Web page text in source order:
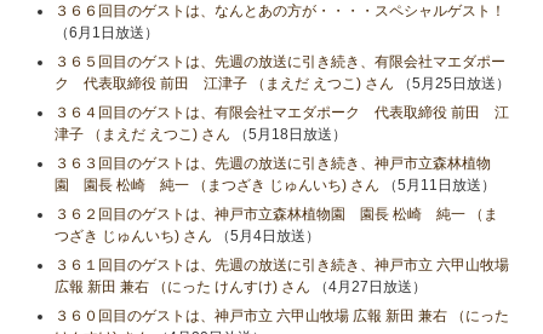
３６６回目のゲストは、なんとあの方が・・・・スペシャルゲスト！
（6月1日放送）
３６５回目のゲストは、先週の放送に引き続き、有限会社マエダポー
ク 代表取締役 前田 江津子 （まえだ えつこ) さん （5月25日放送）
３６４回目のゲストは、有限会社マエダポーク 代表取締役 前田 江
津子 （まえだ えつこ) さん （5月18日放送）
３６３回目のゲストは、先週の放送に引き続き、神戸市立森林植物
園 園長 松崎 純一 （まつざき じゅんいち) さん （5月11日放送）
３６２回目のゲストは、神戸市立森林植物園 園長 松崎 純一 （ま
つざき じゅんいち) さん （5月4日放送）
３６１回目のゲストは、先週の放送に引き続き、神戸市立 六甲山牧場
広報 新田 兼右 （にった けんすけ) さん （4月27日放送）
３６０回目のゲストは、神戸市立 六甲山牧場 広報 新田 兼右 （にった